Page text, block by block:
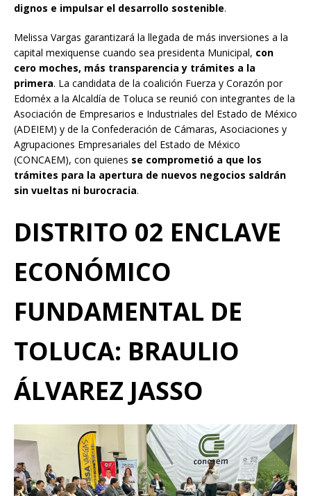
dignos e impulsar el desarrollo sostenible.
Melissa Vargas garantizará la llegada de más inversiones a la
capital mexiquense cuando sea presidenta Municipal, con
cero moches, más transparencia y trámites a la
primera. La candidata de la coalición Fuerza y Corazón por
Edoméx a la Alcaldía de Toluca se reunió con integrantes de la
Asociación de Empresarios e Industriales del Estado de México
(ADEIEM) y de la Confederación de Cámaras, Asociaciones y
Agrupaciones Empresariales del Estado de México
(CONCAEM), con quienes se comprometió a que los
trámites para la apertura de nuevos negocios saldrán
sin vueltas ni burocracia.
DISTRITO 02 ENCLAVE
ECONÓMICO
FUNDAMENTAL DE
TOLUCA: BRAULIO
ÁLVAREZ JASSO